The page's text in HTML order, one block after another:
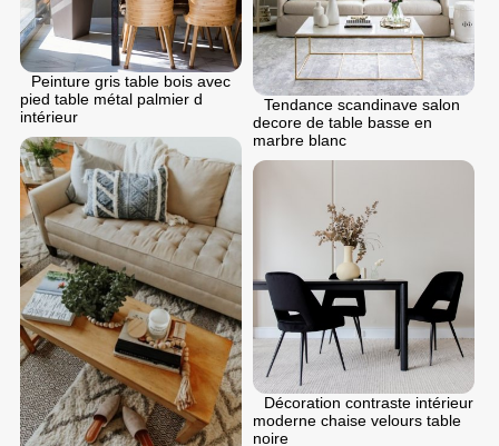
Tendance scandinave salon
decore de table basse en
marbre blanc
Peinture gris table bois avec
pied table métal palmier d
intérieur
Décoration contraste intérieur
moderne chaise velours table
noire